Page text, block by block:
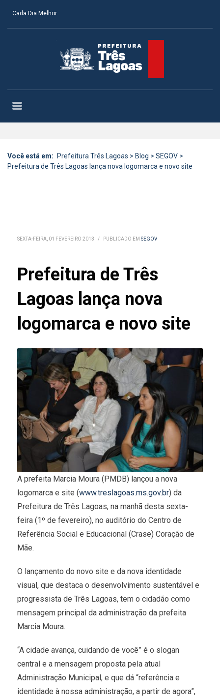
Cada Dia Melhor
Você está em: Prefeitura Três Lagoas > Blog > SEGOV >
Prefeitura de Três Lagoas lança nova logomarca e novo site
SEXTA-FEIRA, 01 FEVEREIRO 2013 / PUBLICADO EM SEGOV
Prefeitura de Três
Lagoas lança nova
logomarca e novo site
A prefeita Marcia Moura (PMDB) lançou a nova
logomarca e site (www.treslagoas.ms.gov.br) da
Prefeitura de Três Lagoas, na manhã desta sexta-
feira (1º de fevereiro), no auditório do Centro de
Referência Social e Educacional (Crase) Coração de
Mãe.
O lançamento do novo site e da nova identidade
visual, que destaca o desenvolvimento sustentável e
progressista de Três Lagoas, tem o cidadão como
mensagem principal da administração da prefeita
Marcia Moura.
“A cidade avança, cuidando de você” é o slogan
central e a mensagem proposta pela atual
Administração Municipal, e que dá “referência e
identidade à nossa administração, a partir de agora”,